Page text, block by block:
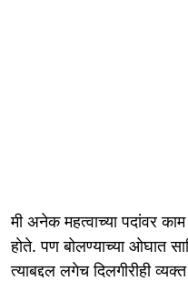
मी अनेक महत्वाच्या पदांवर
हाेते. पण बोलण्याच्या ओघात
त्याबद्दल लगेच दिलगीरीही